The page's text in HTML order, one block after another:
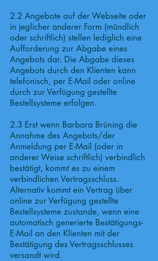
2.2 Angebote auf der Webseite oder
in jeglicher anderer Form (mündlich
oder schriftlich) stellen lediglich eine
Aufforderung zur Abgabe eines
Angebots dar. Die Abgabe dieses
Angebots durch den Klienten kann
telefonisch, per E-Mail oder online
durch zur Verfügung gestellte
Bestellsysteme erfolgen.
2.3 Erst wenn Barbara Brüning die
Annahme des Angebots/der
Anmeldung per E-Mail (oder in
anderer Weise schriftlich) verbindlich
bestätigt, kommt es zu einem
verbindlichen Vertragsschluss.
Alternativ kommt ein Vertrag über
online zur Verfügung gestellte
Bestellsysteme zustande, wenn eine
automatisch generierte Bestätigungs-
E-Mail an den Klienten mit der
Bestätigung des Vertragsschlusses
versandt wird.